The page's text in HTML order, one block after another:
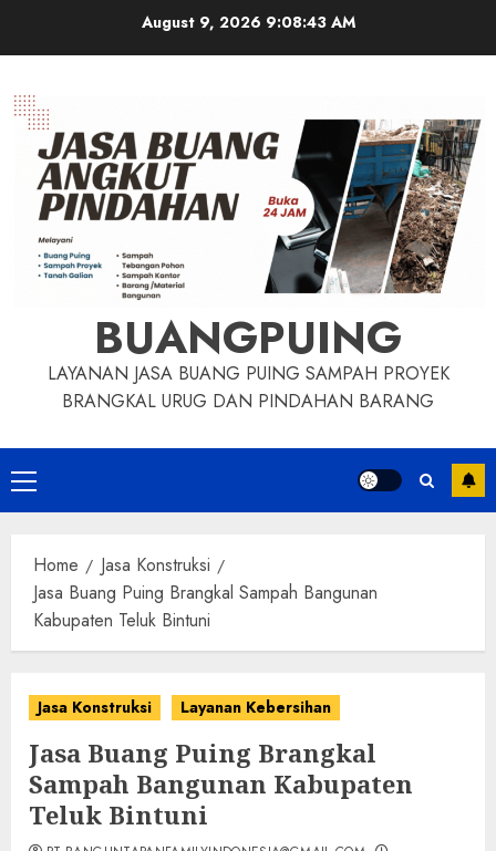
August 9, 2026 9:08:44 AM
BUANGPUING
LAYANAN JASA BUANG PUING SAMPAH PROYEK
BRANGKAL URUG DAN PINDAHAN BARANG
Primary
Menu
Home
Jasa Konstruksi
Jasa Buang Puing Brangkal Sampah Bangunan
Kabupaten Teluk Bintuni
Jasa Konstruksi Layanan Kebersihan
Jasa Buang Puing Brangkal
Sampah Bangunan Kabupaten
Teluk Bintuni